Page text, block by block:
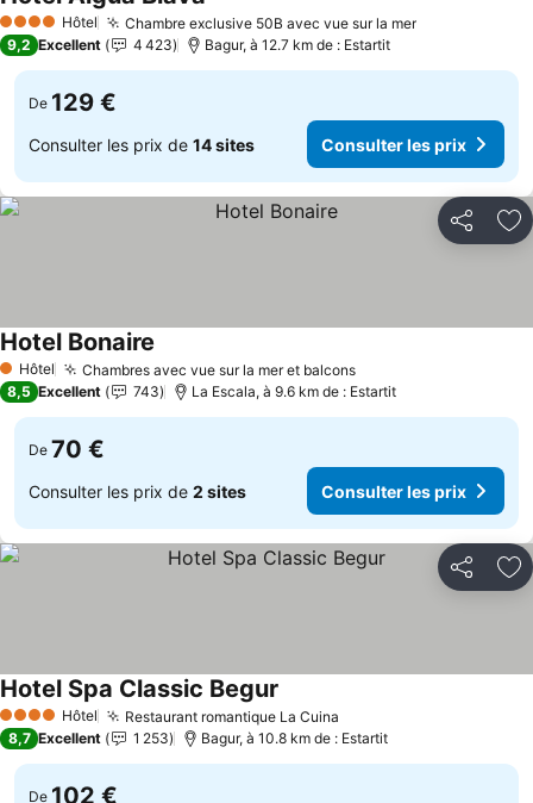
4 Étoiles Hôtel Chambre exclusive 50B avec vue sur la merConsulter
9,2 Excellent 4 423 Bagur, à 12.7 km de : Estartit
De 129 €
Consulter les prix de 14 sites Consulter les prix
Partager
1 Étoiles
Hôtel Chambres avec vue sur la mer et balconsConsulter les prix
Hotel Bonaire
8,5 Excellent 743 La Escala, à 9.6 km de : Estartit
De 70 €
Consulter les prix de 2 sites Consulter les prix
Partager
4 Étoiles Hôtel Restaurant romantique La Cuina
Hotel Spa Classic Begur
8,7 Excellent 1 253 Bagur, à 10.8 km de : Estartit
De 102 €